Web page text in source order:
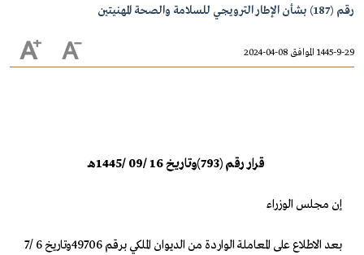
رقم (187) بشأن الإطار الترويجي للسلامة والصحة المهنيتين
1445-9-29 الموافق 08-04-2024
قرار رقم(
793
)وتاريخ16
/
09
/
1445 هـ
إن مجلس الوزراء
بعد الاطلاععلى المعاملة الواردة من الديوان الملكي برقم 49706وتاريخ6
/
7